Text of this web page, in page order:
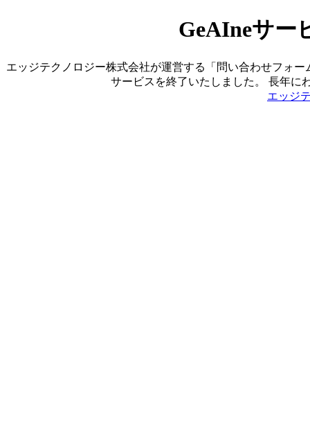
GeAIneサー
エッジテクノロジー株式会社が運営する「問い合わせフォ
サービスを終了いたしました。 長年に
エッジ